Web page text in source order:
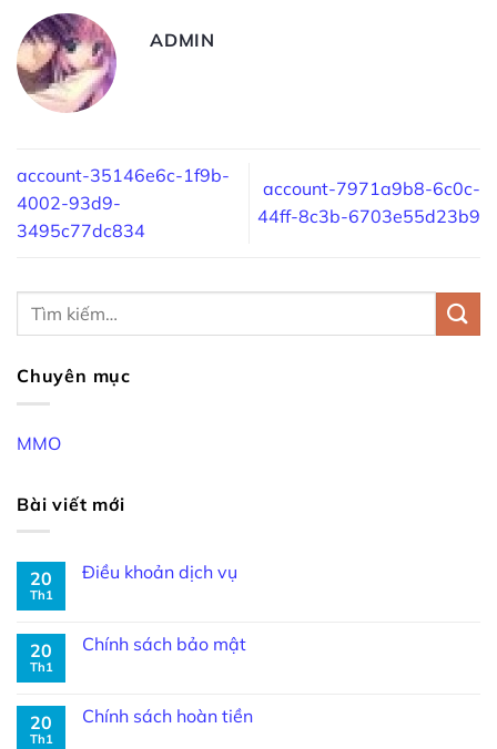
ADMIN
account-35146e6c-1f9b-
4002-93d9-
3495c77dc834
account-7971a9b8-6c0c-
44ff-8c3b-6703e55d23b9
Chuyên mục
MMO
Bài viết mới
20
Th1
Điều khoản dịch vụ
20
Th1
Chính sách bảo mật
20
Th1
Chính sách hoàn tiền